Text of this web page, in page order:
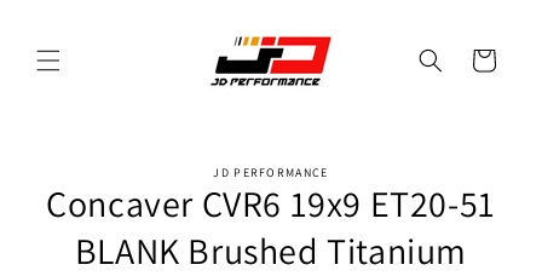
Inhalt
Warenkorb
JD PERFORMANCE
Concaver CVR6 19x9 ET20-51
BLANK Brushed Titanium